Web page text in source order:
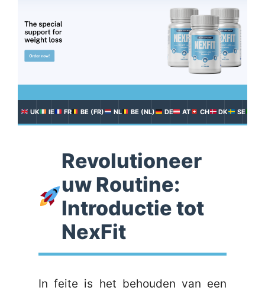
UK IE FR BE (FR) NL BE (NL) DE AT CH DK SE
Revolutioneer
uw Routine:
Introductie tot
NexFit
In feite is het behouden van een